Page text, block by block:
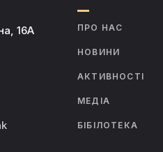
16А ПРО НАС
НОВИНИ
АКТИВНОСТІ
МЕДІА
БІБІЛОТЕКА